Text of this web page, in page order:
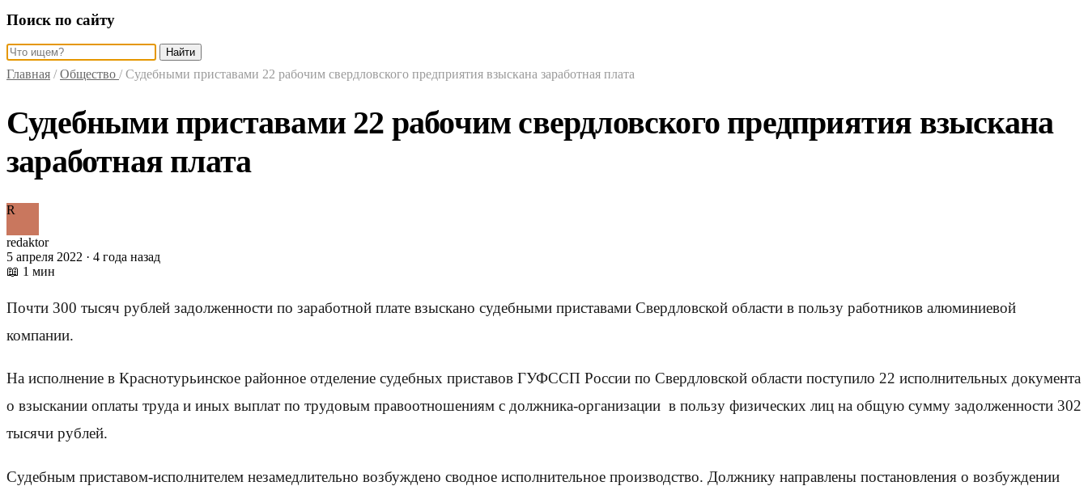
Поиск по сайту
Найти
Главная / Общество / Судебными приставами 22 рабочим свердловского предприятия взыскана заработная плата
Судебными приставами 22 рабочим свердловского предприятия взыскана
заработная плата
R
redaktor
5 апреля 2022 · 4 года назад
📖 1 мин
Почти 300 тысяч рублей задолженности по заработной плате взыскано судебными приставами Свердловской области в пользу работников алюминиевой
компании.
На исполнение в Краснотурьинское районное отделение судебных приставов ГУФССП России по Свердловской области поступило 22 исполнительных документа
о взыскании оплаты труда и иных выплат по трудовым правоотношениям с должника-организации в пользу физических лиц на общую сумму задолженности 302
тысячи рублей.
Судебным приставом-исполнителем незамедлительно возбуждено сводное исполнительное производство. Должнику направлены постановления о возбуждении